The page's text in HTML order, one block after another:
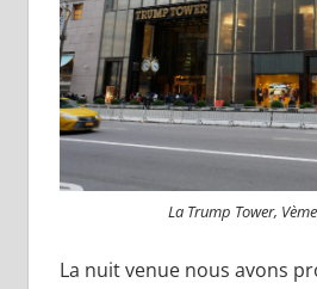
La Trump Tower,
La nuit venue nous avons